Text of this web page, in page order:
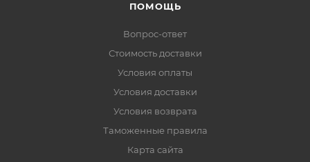
ПОМОЩЬ
Вопрос-ответ
Стоимость доставки
Условия оплаты
Условия доставки
Условия возврата
Таможенные правила
Карта сайта